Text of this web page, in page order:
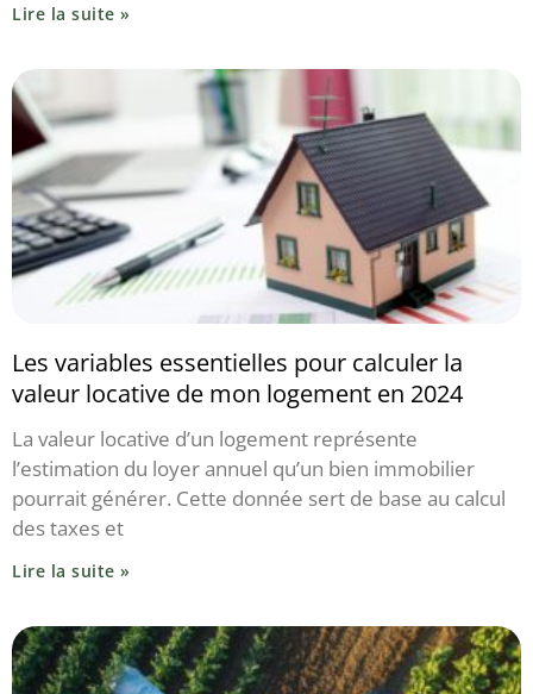
Lire la suite »
Les variables essentielles pour calculer la
valeur locative de mon logement en 2024
La valeur locative d’un logement représente
l’estimation du loyer annuel qu’un bien immobilier
pourrait générer. Cette donnée sert de base au calcul
des taxes et
Lire la suite »